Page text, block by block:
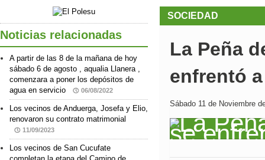
SOCIEDAD
La Peña
enfrentó
Sábado 11 de Noviembre
Noticias relacionadas
A partir de las 8 de la mañana de hoy
sábado 6 de agosto , aqualia Llanera ,
comenzara a poner los depósitos de
agua en servicio
06/08/2022
Los vecinos de Anduerga, Josefa y Elio,
renovaron su contrato matrimonial
11/09/2023
Los vecinos de San Cucufate